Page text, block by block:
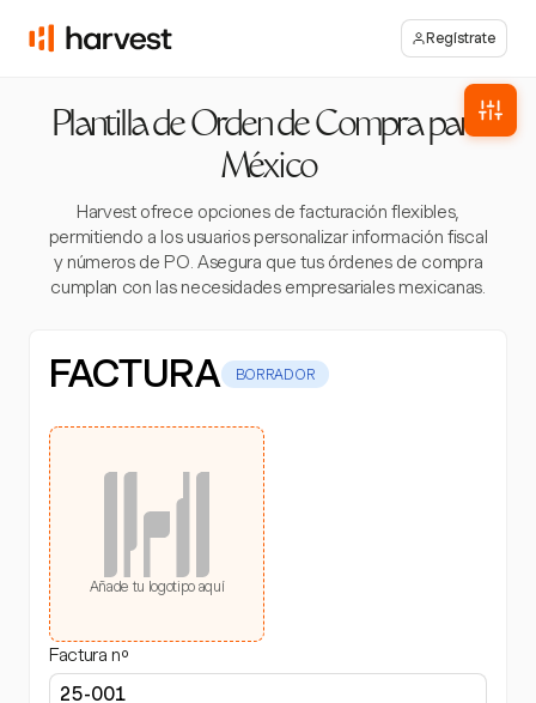
Regístrate
Plantilla de Orden de Compra para
México
Harvest ofrece opciones de facturación flexibles,
permitiendo a los usuarios personalizar información fiscal
y números de PO. Asegura que tus órdenes de compra
cumplan con las necesidades empresariales mexicanas.
FACTURA BORRADOR
Añade tu logotipo aquí
Factura nº